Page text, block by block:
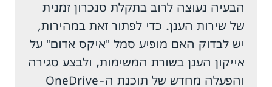
הבעיה נעוצה לרוב בתקלת סנכרון זמנית
של שירות הענן. כדי לפתור זאת במהירות,
יש לבדוק האם מופיע סמל "איקס אדום" על
אייקון הענן בשורת המשימות, ולבצע סגירה
והפעלה מחדש של תוכנת ה-OneDrive